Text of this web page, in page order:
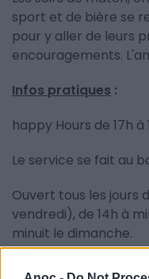
sport et de bière se
pour y aller de leurs
encouragements.
Infos pratiques :
happy Hours de 17h à
Le service se fait au
Ouvert tous les jours
vendredi), de 14h à
minuit le dimanche.
Attention, l'abus